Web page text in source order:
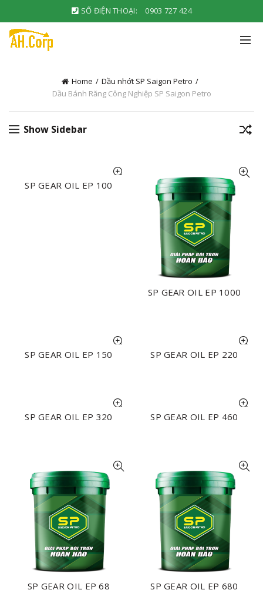
SỐ ĐIỆN THOẠI: 0903 727 424
Home
Dầu nhớt SP Saigon Petro
Dầu Bánh Răng Công Nghiệp SP Saigon Petro
Show Sidebar
NHẬN BÁO GIÁ
SP GEAR OIL EP 100
NHẬN BÁO GIÁ
SP GEAR OIL EP 1000
NHẬN BÁO GIÁ
SP GEAR OIL EP 150 NHẬN BÁO GIÁ
SP GEAR OIL EP 220
NHẬN BÁO GIÁ
SP GEAR OIL EP 320 NHẬN BÁO GIÁ
SP GEAR OIL EP 460
NHẬN BÁO GIÁ
SP GEAR OIL EP 68 NHẬN BÁO GIÁ
SP GEAR OIL EP 680